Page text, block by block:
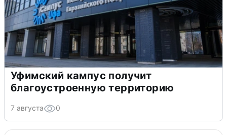
Уфимский кампус получит
благоустроенную территорию
7 августа 0